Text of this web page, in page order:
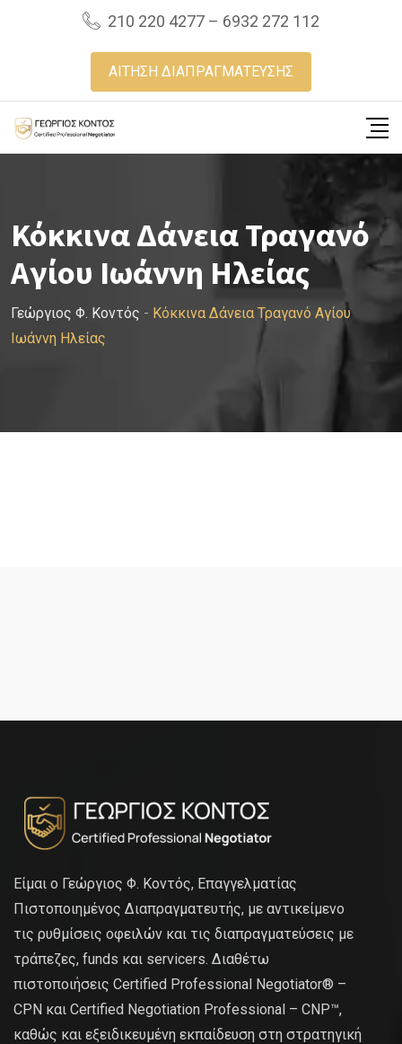
210 220 4277 – 6932 272 112
ΑΙΤΗΣΗ ΔΙΑΠΡΑΓΜΑΤΕΥΣΗΣ
Κόκκινα Δάνεια Τραγανό
Αγίου Ιωάννη Ηλείας
Γεώργιος Φ. Κοντός - Κόκκινα Δάνεια Τραγανό Αγίου
Ιωάννη Ηλείας
Είμαι ο Γεώργιος Φ. Κοντός, Επαγγελματίας
Πιστοποιημένος Διαπραγματευτής, με αντικείμενο
τις ρυθμίσεις οφειλών και τις διαπραγματεύσεις με
τράπεζες, funds και servicers. Διαθέτω
πιστοποιήσεις Certified Professional Negotiator® –
CPN και Certified Negotiation Professional – CNP™,
καθώς και εξειδικευμένη εκπαίδευση στη στρατηγική